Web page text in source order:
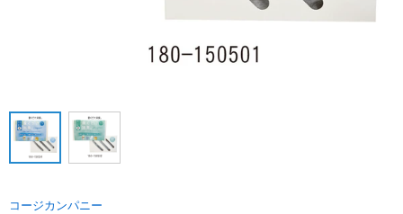
コージカンパニー